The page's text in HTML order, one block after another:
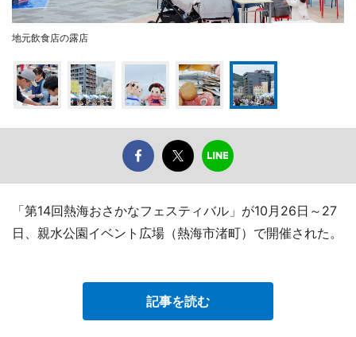
地元飲食店の露店
「第14回熱海おさかなフェスティバル」が10月26日～27
日、親水公園イベント広場（熱海市渚町）で開催された。
記事を読む